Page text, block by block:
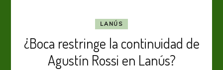
LANÚS
¿Boca restringe la continuidad de
Agustín Rossi en Lanús?